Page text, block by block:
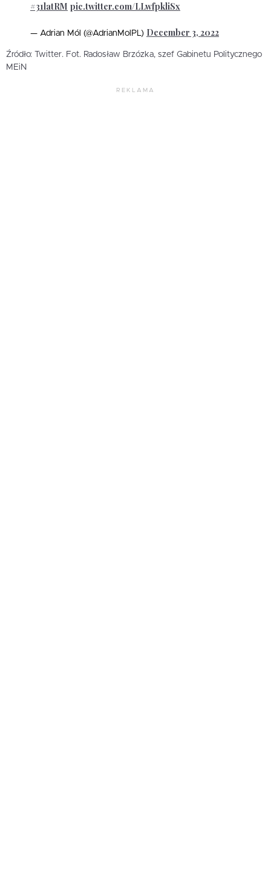
#31latRM pic.twitter.com/LLwfpkliSx
— Adrian Mól (@AdrianMolPL) December 3, 2022
Źródło: Twitter. Fot. Radosław Brzózka, szef Gabinetu Politycznego
MEiN
REKLAMA